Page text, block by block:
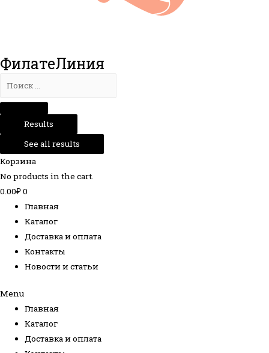
ФилатеЛиния
Results
See all results
Корзина
No products in the cart.
0.00₽0
Главная
Каталог
Доставка и оплата
Контакты
Новости и статьи
Menu
Главная
Каталог
Доставка и оплата